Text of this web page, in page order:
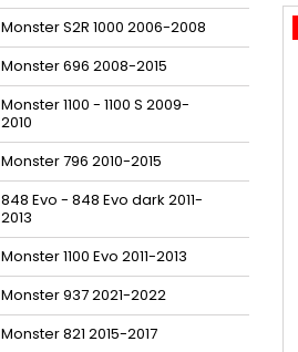
Monster S2R 1000 2006-2008
Monster 696 2008-2015
Monster 1100 - 1100 S 2009-
2010
Monster 796 2010-2015
848 Evo - 848 Evo dark 2011-
2013
Monster 1100 Evo 2011-2013
Monster 937 2021-2022
Monster 821 2015-2017